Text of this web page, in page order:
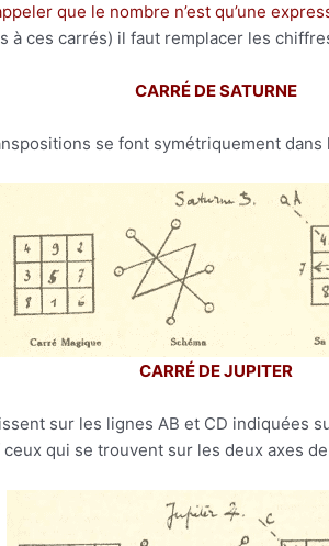
que le nombre n’est qu’une
à ces carrés) il faut remplacer les
CARRÉ DE SATURNE
se font symétriquement
CARRÉ DE JUPITER
sur les lignes AB et CD indiquées
qui se trouvent sur les deux axes